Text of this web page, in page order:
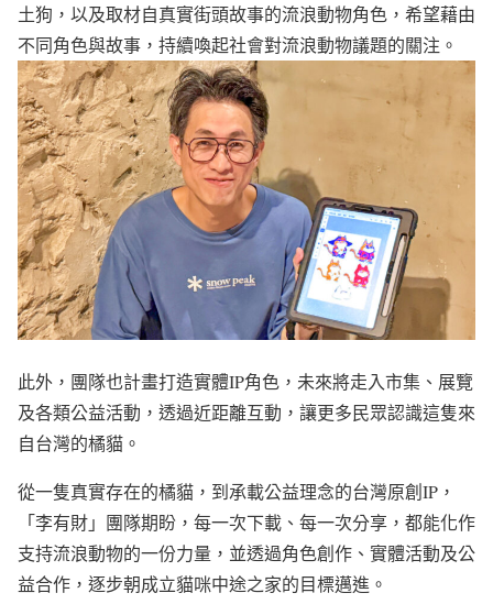
土狗，以及取材自真實街頭故事的流浪動物角色，希望藉由
不同角色與故事，持續喚起社會對流浪動物議題的關注。
此外，團隊也計畫打造實體IP角色，未來將走入市集、展覽
及各類公益活動，透過近距離互動，讓更多民眾認識這隻來
自台灣的橘貓。
從一隻真實存在的橘貓，到承載公益理念的台灣原創IP，
「李有財」團隊期盼，每一次下載、每一次分享，都能化作
支持流浪動物的一份力量，並透過角色創作、實體活動及公
益合作，逐步朝成立貓咪中途之家的目標邁進。